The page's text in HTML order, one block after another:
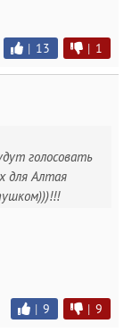
| 13 | 1
голосовать
для Алтая
| 9 | 9